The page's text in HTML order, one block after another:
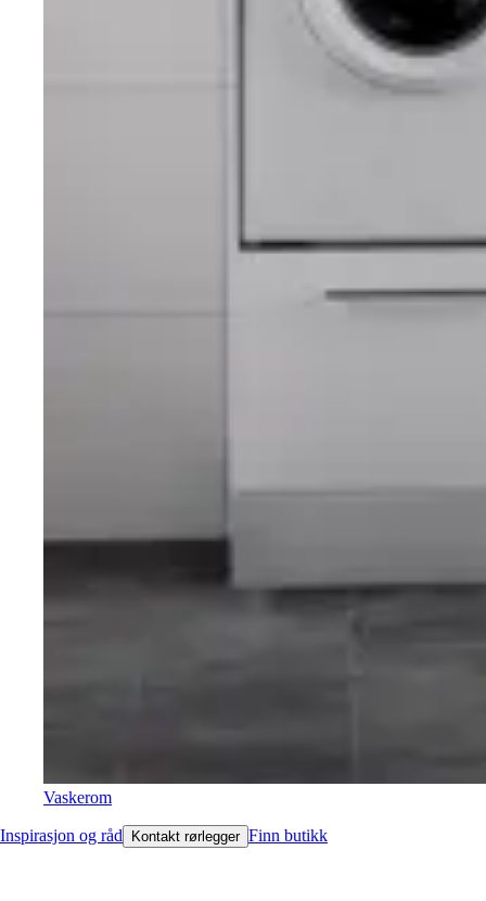
Vaskerom
Inspirasjon og råd Kontakt rørlegger Finn butikk